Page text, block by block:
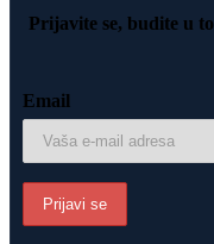
Prijavite se, budite u
Email